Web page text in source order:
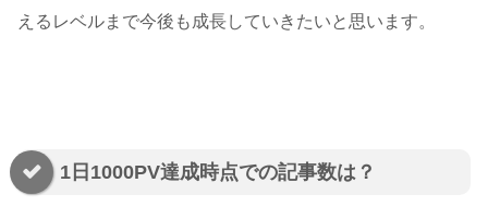
えるレベルまで今後も成長していきたいと思います。
1日1000PV達成時点での記事数は？